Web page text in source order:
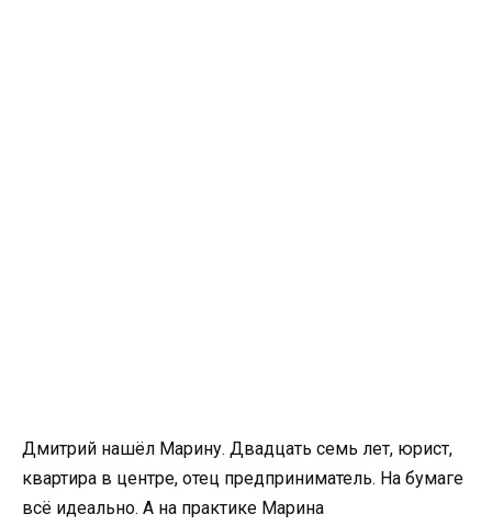
Дмитрий нашёл Марину. Двадцать семь лет, юрист,
квартира в центре, отец предприниматель. На бумаге
всё идеально. А на практике Марина